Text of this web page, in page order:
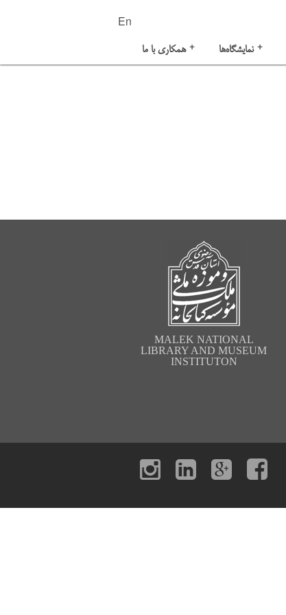
En
همکاری با ما + نمایشگاه‌ها +
MALEK NATIONAL
LIBRARY AND MUSEUM
INSTITUTON